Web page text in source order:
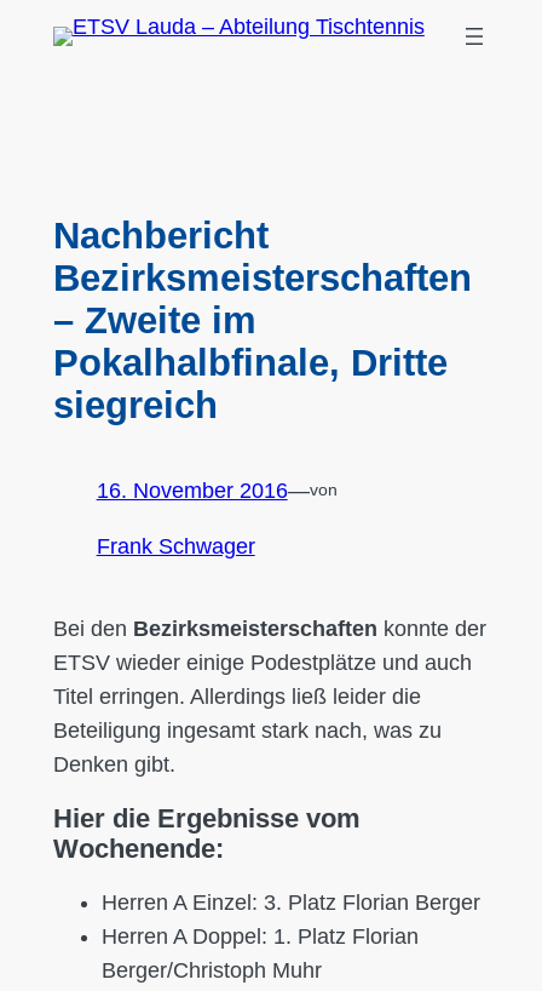
Nachbericht
Bezirksmeisterschaften
– Zweite im
Pokalhalbfinale, Dritte
siegreich
16. November 2016—von
Frank Schwager
Bei den Bezirksmeisterschaften konnte der
ETSV wieder einige Podestplätze und auch
Titel erringen. Allerdings ließ leider die
Beteiligung ingesamt stark nach, was zu
Denken gibt.
Hier die Ergebnisse vom
Wochenende:
Herren A Einzel: 3. Platz Florian Berger
Herren A Doppel: 1. Platz Florian
Berger/Christoph Muhr